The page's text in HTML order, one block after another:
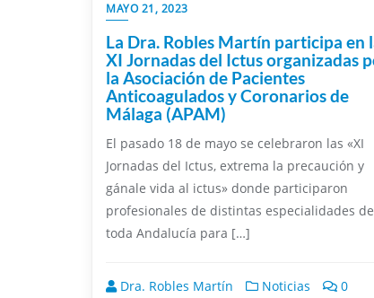
MAYO 21, 2023
La Dra. Robles Martín participa en
XI Jornadas del Ictus organizadas
la Asociación de Pacientes
Anticoagulados y Coronarios de
Málaga (APAM)
El pasado 18 de mayo se celebraron las «XI
Jornadas del Ictus, extrema la precaución y
gánale vida al ictus» donde participaron
profesionales de distintas especialidades de
toda Andalucía para […]
Dra. Robles Martín Noticias
0